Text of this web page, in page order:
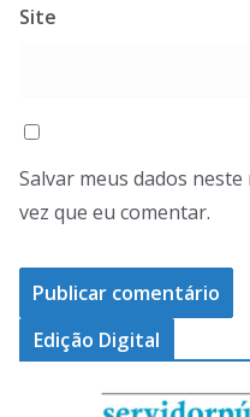
Site
Salvar meus dados
vez que eu comentar.
Edição Digital